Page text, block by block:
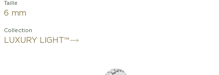
Taille
6 mm
Collection
LUXURY LIGHT™